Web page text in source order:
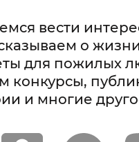
вести
о
для пожилых
конкурсы,
и многие